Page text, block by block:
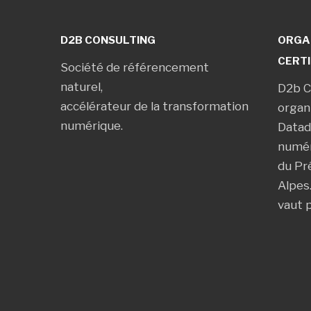
D2B CONSULTING
Société de référencement
naturel,
accélérateur de la transformation
numérique.
D2b
du
vaut